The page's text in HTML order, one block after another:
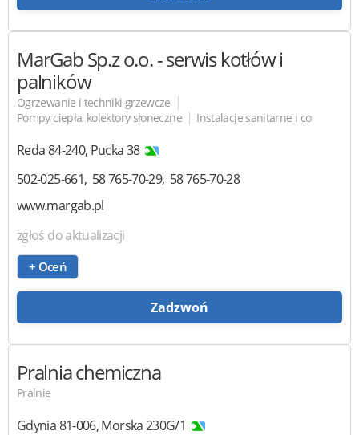
MarGabSp.z o.o. - serwis kotłów i
palników
Ogrzewanie i techniki grzewcze |
Pompy ciepła, kolektory słoneczne | Instalacje sanitarne i co
Reda84-240, Pucka 38
502-025-661 58 765-70-29 58 765-70-28
www.margab.pl
zgłoś do aktualizacji
+ Oceń
Zadzwoń
Pralnia chemiczna
Pralnie
Gdynia81-006,Morska 230G/1